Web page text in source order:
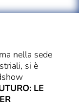
nella sede
si è
LE